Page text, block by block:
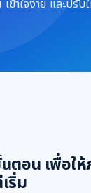
ข้าใจง่าย และปรับ
ตอน เพื่อให้
ริ่ม